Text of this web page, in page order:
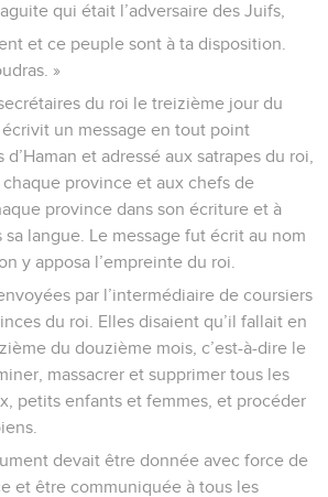
qui était l’adversaire des Juifs,
et ce peuple sont à ta disposition.
»
du roi le treizième jour du
un message en tout point
et adressé aux satrapes du roi,
province et aux chefs de
province dans son écriture et à
langue. Le message fut écrit au nom
y apposa l’empreinte du roi.
par l’intermédiaire de coursiers
du roi. Elles disaient qu’il fallait en
du douzième mois, c’est-à-dire le
massacrer et supprimer tous les
petits enfants et femmes, et procéder
devait être donnée avec force de
et être communiquée à tous les